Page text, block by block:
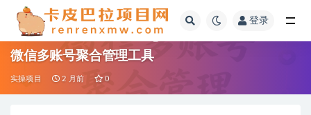
登录
微信多账号聚合管理工具
实操项目 2 月前 0
全部